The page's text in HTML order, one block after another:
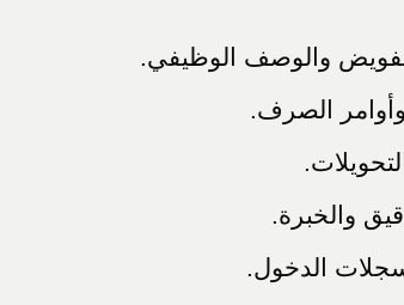
والوصف الوظيفي.
وأوامر الصرف.
والخبرة.
الدخول.